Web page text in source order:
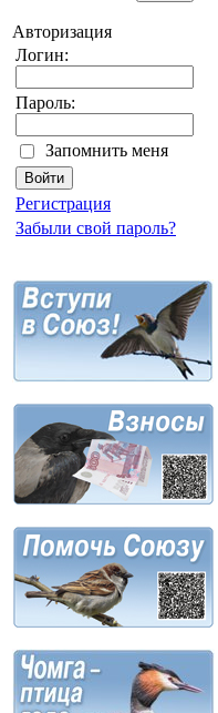
Авторизация
Логин:
Пароль:
Запомнить меня
Регистрация
Забыли свой пароль?